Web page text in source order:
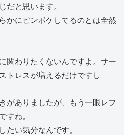
だと思います。
かにピンボケしてるのとは全然
関わりたくないんですよ。サー
トレスが増えるだけですし
がありましたが、もう一眼レフ
すね。
たい気分なんです。